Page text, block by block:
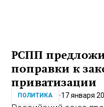
РСПП
поправки к
приватизации
ПОЛИТИКА 17 января